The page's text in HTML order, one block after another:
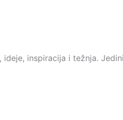
inspiracija i težnja.